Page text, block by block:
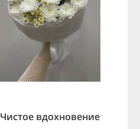
Чистое вдохновение